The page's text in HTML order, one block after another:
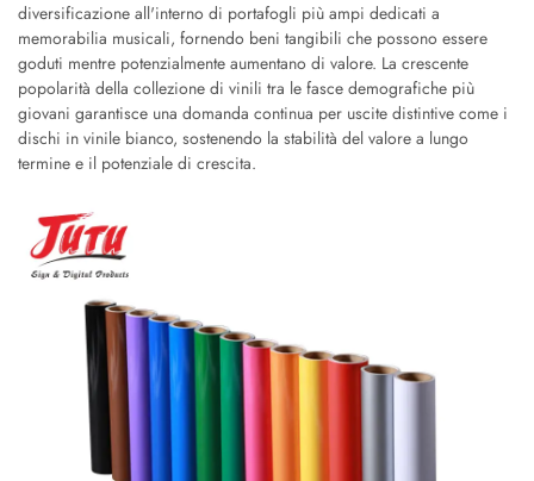
diversificazione all'interno di portafogli più ampi dedicati a
memorabilia musicali, fornendo beni tangibili che possono essere
goduti mentre potenzialmente aumentano di valore. La crescente
popolarità della collezione di vinili tra le fasce demografiche più
giovani garantisce una domanda continua per uscite distintive come i
dischi in vinile bianco, sostenendo la stabilità del valore a lungo
termine e il potenziale di crescita.